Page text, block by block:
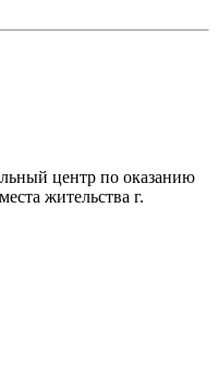
центр по оказанию
жительства г.